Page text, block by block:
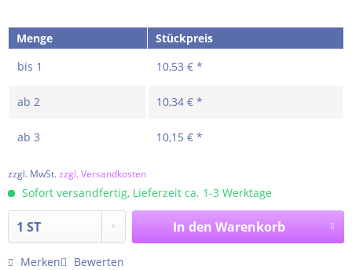
Menge
Stückpreis
bis 1 10,53 € *
ab 2 10,34 € *
ab 3 10,15 € *
zzgl. MwSt.zzgl. Versandkosten
Sofort versandfertig, Lieferzeit ca. 1-3 Werktage
In den Warenkorb
Merken Bewerten